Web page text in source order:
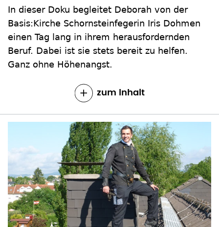
In dieser Doku begleitet Deborah von der
Basis:Kirche Schornsteinfegerin Iris Dohmen
einen Tag lang in ihrem herausfordernden
Beruf. Dabei ist sie stets bereit zu helfen.
Ganz ohne Höhenangst.
zum Inhalt